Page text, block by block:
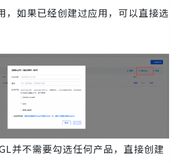
，如果已经创建过应用，可以直接选
并不需要勾选任何产品，直接创建